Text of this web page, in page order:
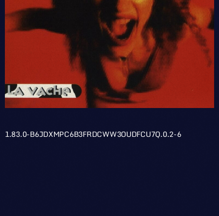
1.83.0-B6JDXMPC6B3FRDCWW3OUDFCU7Q.0.2-6